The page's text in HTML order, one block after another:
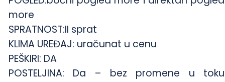
more
SPRATNOST:II sprat
KLIMA UREĐAJ: uračunat u cenu
PEŠKIRI: DA
POSTELJINA: Da – bez promene u toku